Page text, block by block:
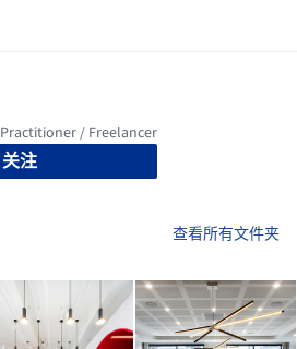
关注
查看所有文件夹